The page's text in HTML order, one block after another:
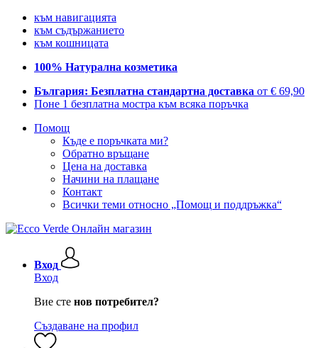
към навигацията
към съдържанието
към кошницата
100% Натурална козметика
България: Безплатна стандартна доставка от € 69,90
Поне 1 безплатна мостра към всяка поръчка
Помощ
Къде е поръчката ми?
Обратно връщане
Цена на доставка
Начини на плащане
Контакт
Всички теми относно „Помощ и поддръжка“
Вход
Вход
Вие сте нов потребител?
Създаване на профил